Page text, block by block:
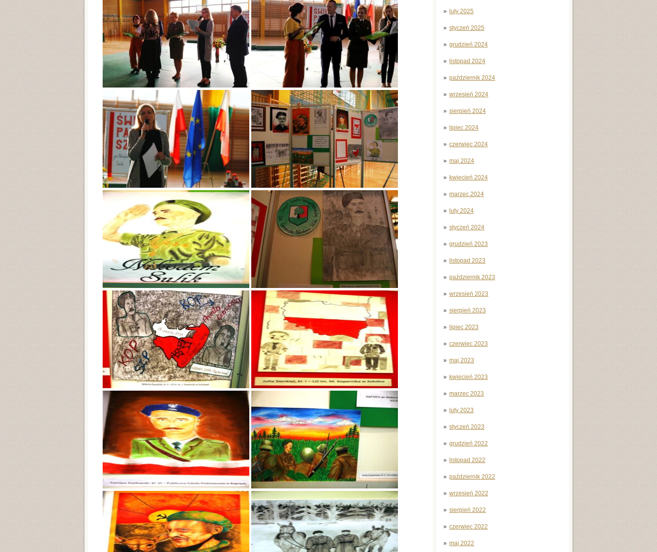
luty 2025
styczeń 2025
grudzień 2024
listopad 2024
październik 2024
wrzesień 2024
sierpień 2024
lipiec 2024
czerwiec 2024
maj 2024
kwiecień 2024
marzec 2024
luty 2024
styczeń 2024
grudzień 2023
listopad 2023
październik 2023
wrzesień 2023
sierpień 2023
lipiec 2023
czerwiec 2023
maj 2023
kwiecień 2023
marzec 2023
luty 2023
styczeń 2023
grudzień 2022
listopad 2022
październik 2022
wrzesień 2022
sierpień 2022
czerwiec 2022
maj 2022